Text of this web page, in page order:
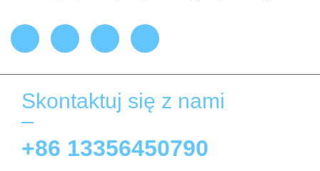
Skontaktuj się z nami
+86 13356450790